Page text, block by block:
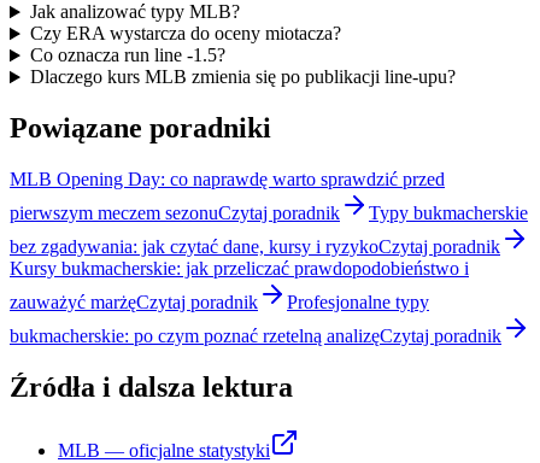
Jak analizować typy MLB?
Czy ERA wystarcza do oceny miotacza?
Co oznacza run line -1.5?
Dlaczego kurs MLB zmienia się po publikacji line-upu?
Powiązane poradniki
MLB Opening Day: co naprawdę warto sprawdzić przed
pierwszym meczem sezonuCzytaj poradnik
Typy bukmacherskie
bez zgadywania: jak czytać dane, kursy i ryzykoCzytaj poradnik
Kursy bukmacherskie: jak przeliczać prawdopodobieństwo i
zauważyć marżęCzytaj poradnik
Profesjonalne typy
bukmacherskie: po czym poznać rzetelną analizęCzytaj poradnik
Źródła i dalsza lektura
MLB — oficjalne statystyki